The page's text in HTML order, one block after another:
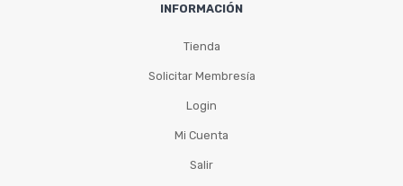
INFORMACIÓN
Tienda
Solicitar Membresía
Login
Mi Cuenta
Salir